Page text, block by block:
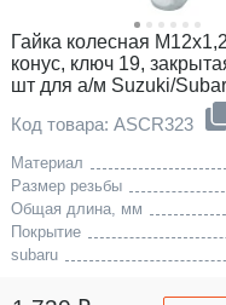
Гайка колесная
конус, ключ 19,
шт для а/м Suzuki/
Код товара: ASCR323
Материал
Размер резьбы
Общая длина, мм
Покрытие
subaru